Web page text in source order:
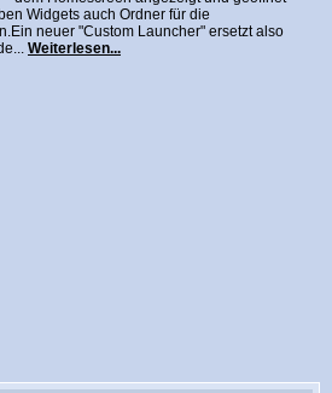
Widgets auch Ordner für die
neuer "Custom Launcher" ersetzt also
Weiterlesen...